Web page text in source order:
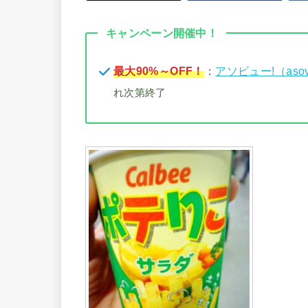
キャンペーン開催中！
最大90%～OFF！： アソビュー!（
れ次第終了